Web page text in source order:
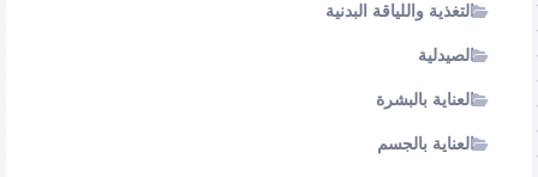
التغذية واللياقة البدنية
الصيدلية
العناية بالبشرة
العناية بالجسم